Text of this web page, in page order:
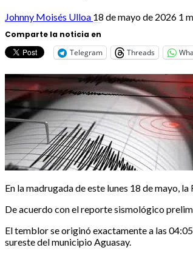
Johnny Moisés Ulloa 18 de mayo de 2026 1
Comparte la noticia en
Telegram
Threads
En la madrugada de este lunes 18 de mayo,
De acuerdo con el reporte sismológico
​El temblor se originó exactamente a las
sureste del municipio Aguasay.